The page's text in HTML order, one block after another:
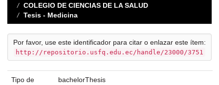
COLEGIO DE CIENCIAS DE LA SALUD
Tesis - Medicina
Por favor, use este identificador para citar o enlazar este ítem:
http://repositorio.usfq.edu.ec/handle/23000/3751
Tipo de
bachelorThesis